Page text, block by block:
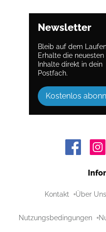
Newsletter
Bleib auf dem
Erhalte die neuesten
Inhalte direkt in dein
Postfach.
Kostenlos
Kontakt Über Uns
Nutzungsbedingungen